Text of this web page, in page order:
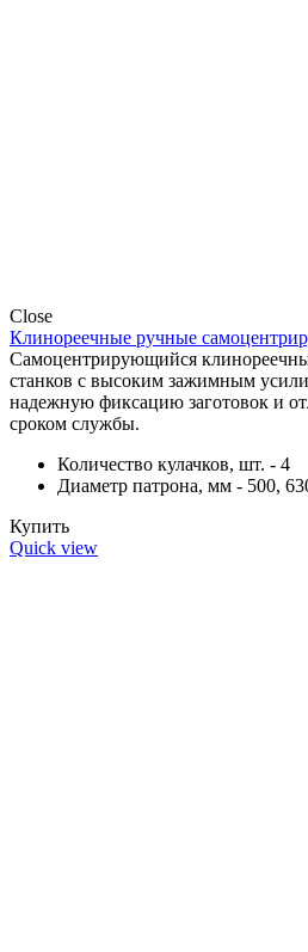
Close
Клинореечные ручные
Самоцентрирующийся
станков с высоким зажимным
надежную фиксацию заготовок и
сроком службы.
Количество кулачков, шт. - 4
Диаметр патрона, мм - 500,
Купить
Quick view